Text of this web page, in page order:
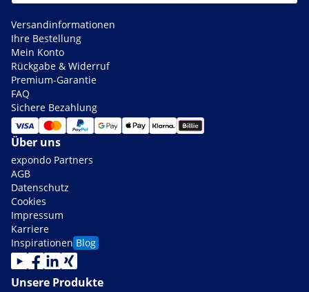
Versandinformationen
Ihre Bestellung
Mein Konto
Rückgabe & Widerruf
Premium-Garantie
FAQ
Sichere Bezahlung
Über uns
expondo Partners
AGB
Datenschutz
Cookies
Impressum
Karriere
Inspirationen Blog
Unsere Produkte